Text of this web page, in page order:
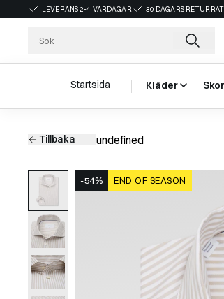
LEVERANS 2-4 VARDAGAR 30 DAGARS
Startsida Kläder
Tillbaka undefined
-54% END OF SEASON